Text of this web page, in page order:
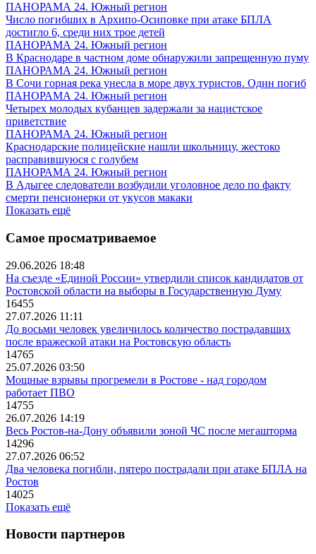
ПАНОРАМА 24. Южный регион
Число погибших в Архипо-Осиповке при атаке БПЛА
достигло 6, среди них трое детей
ПАНОРАМА 24. Южный регион
В Краснодаре в частном доме обнаружили запрещенную пуму
ПАНОРАМА 24. Южный регион
В Сочи горная река унесла в море двух туристов. Один погиб
ПАНОРАМА 24. Южный регион
Четырех молодых кубанцев задержали за нацистское
приветствие
ПАНОРАМА 24. Южный регион
Краснодарские полицейские нашли школьницу, жестоко
расправившуюся с голубем
ПАНОРАМА 24. Южный регион
В Адыгее следователи возбудили уголовное дело по факту
смерти пенсионерки от укусов макаки
Показать ещё
Самое просматриваемое
29.06.2026 18:48
На съезде «Единой России» утвердили список кандидатов от
Ростовской области на выборы в Государственную Думу
16455
27.07.2026 11:11
До восьми человек увеличилось количество пострадавших
после вражеской атаки на Ростовскую область
14765
25.07.2026 03:50
Мощные взрывы прогремели в Ростове - над городом
работает ПВО
14755
26.07.2026 14:19
Весь Ростов-на-Дону объявили зоной ЧС после мегашторма
14296
27.07.2026 06:52
Два человека погибли, пятеро пострадали при атаке БПЛА на
Ростов
14025
Показать ещё
Новости партнеров